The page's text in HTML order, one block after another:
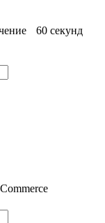
60 секунд